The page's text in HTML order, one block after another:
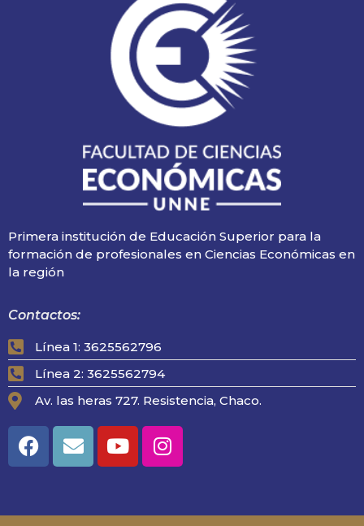
Primera institución de Educación Superior para la
formación de profesionales en Ciencias Económicas en
la región
Contactos:
Línea 1: 3625562796
Línea 2: 3625562794
Av. las heras 727. Resistencia, Chaco.